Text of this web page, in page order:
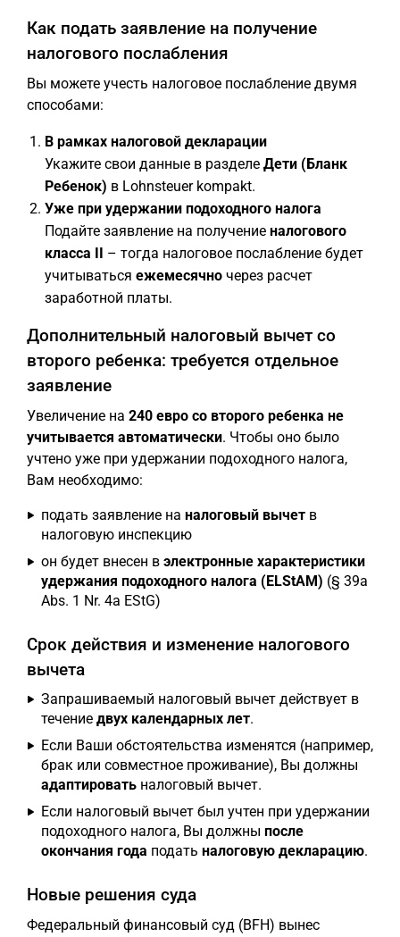
Как подать заявление на получение
налогового послабления
Вы можете учесть налоговое послабление двумя
способами:
В рамках налоговой декларации
Укажите свои данные в разделе Дети (Бланк
Ребенок) в Lohnsteuer kompakt.
Уже при удержании подоходного налога
Подайте заявление на получение налогового
класса II – тогда налоговое послабление будет
учитываться ежемесячно через расчет
заработной платы.
Дополнительный налоговый вычет со
второго ребенка: требуется отдельное
заявление
Увеличение на 240 евро со второго ребенка не
учитывается автоматически. Чтобы оно было
учтено уже при удержании подоходного налога,
Вам необходимо:
подать заявление на налоговый вычет в
налоговую инспекцию
он будет внесен в электронные характеристики
удержания подоходного налога (ELStAM) (§ 39a
Abs. 1 Nr. 4a EStG)
Срок действия и изменение налогового
вычета
Запрашиваемый налоговый вычет действует в
течение двух календарных лет.
Если Ваши обстоятельства изменятся (например,
брак или совместное проживание), Вы должны
адаптировать налоговый вычет.
Если налоговый вычет был учтен при удержании
подоходного налога, Вы должны после
окончания года подать налоговую декларацию.
Новые решения суда
Федеральный финансовый суд (BFH) вынес